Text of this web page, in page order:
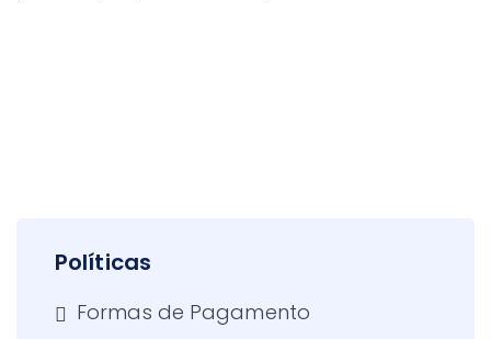
Políticas
Formas de Pagamento